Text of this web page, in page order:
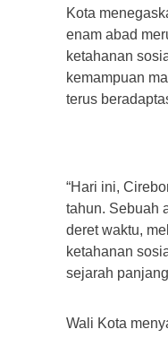
Kota
enam abad
ketahanan
kemampuan
terus
“Hari ini,
tahun. Sebuah
deret waktu,
ketahanan
sejarah
Wali Kota